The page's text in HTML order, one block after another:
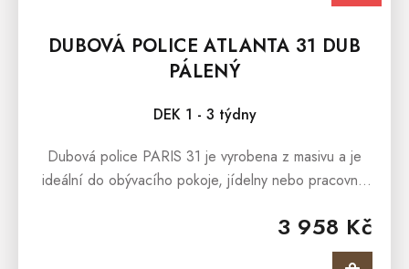
DUBOVÁ POLICE ATLANTA 31 DUB
PÁLENÝ
DEK 1 - 3 týdny
3 958 Kč
Dubová police PARIS 31 je vyrobena z masivu a je
ideální do obývacího pokoje, jídelny nebo pracovny.
variantách a to jako dub přírodní...